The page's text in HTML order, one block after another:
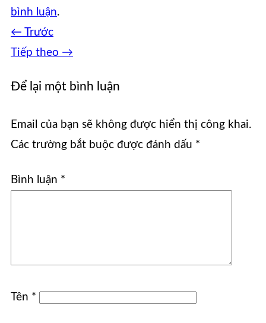
bình luận.
← Trước
Tiếp theo →
Để lại một bình luận
Email của bạn sẽ không được hiển thị công khai.
Các trường bắt buộc được đánh dấu *
Bình luận *
Tên *